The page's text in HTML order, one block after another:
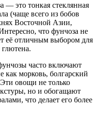
— это тонкая стеклянная
(чаще всего из бобов
Восточной Азии,
что фунчоза не
её отличным выбором для
часто включают
как морковь, болгарский
овощи не только
но и обогащают
что делает его более